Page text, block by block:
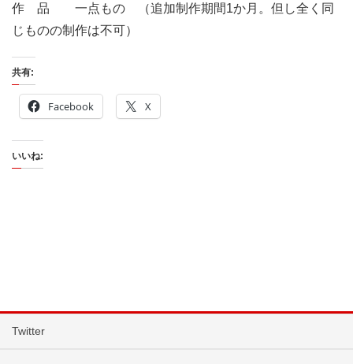
作 品 一点もの （追加制作期間1か月。但し全く同
じものの制作は不可）
共有:
Facebook X
いいね:
Twitter